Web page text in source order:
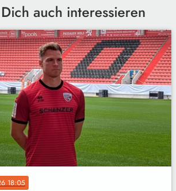
auch interessieren
18:05